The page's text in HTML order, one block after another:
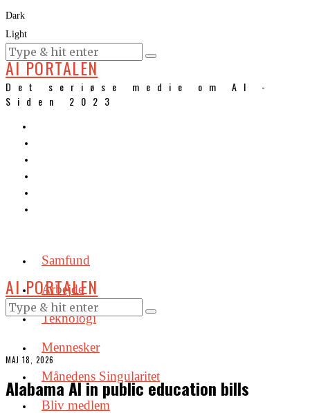
Dark
Light
KURSER
AI PORTALEN
Det seriøse medie om AI -
Siden 2023
Samfund
Arbejde
Teknologi
Mennesker
Månedens Singularitet
Bliv medlem
AI PORTALEN
MAJ 18, 2026
Alabama AI in public education bills